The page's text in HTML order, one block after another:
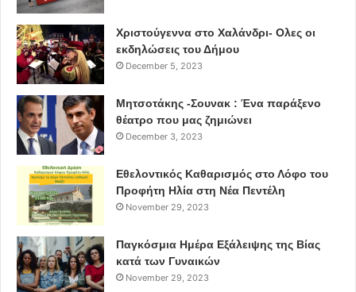
Χριστούγεννα στο Χαλάνδρι- Ολες οι
εκδηλώσεις του Δήμου
December 5, 2023
Μητσοτάκης -Σουνακ : Ένα παράξενο
θέατρο που μας ζημιώνει
December 3, 2023
Εθελοντικός Καθαρισμός στο Λόφο του
Προφήτη Ηλία στη Νέα Πεντέλη
November 29, 2023
Παγκόσμια Ημέρα Εξάλειψης της Βίας
κατά των Γυναικών
November 29, 2023